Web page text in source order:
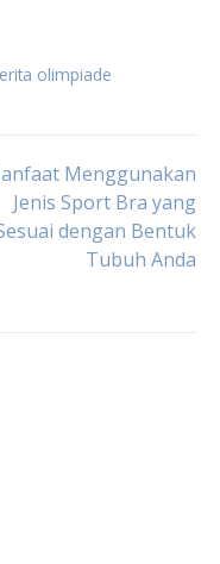
olimpiade
Menggunakan
Jenis Sport Bra yang
dengan Bentuk
Tubuh Anda